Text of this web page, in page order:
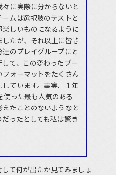
に実際に分からないと
ムは選択肢のテストと
楽しいものになるように
たが、それ以上に皆さ
のプレイグループにと
て、この変わったブー
ォーマットをたくさん
ています。事実、１年
った最も人気のある
たことのないようなと
ったとしても私は驚き
て何が出たか見てみましょ